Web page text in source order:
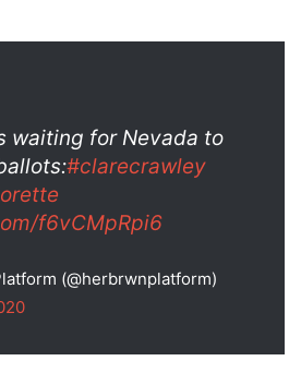
waiting for Nevada to
#clarecrawley
f6vCMpRpi6
(@herbrwnplatform)